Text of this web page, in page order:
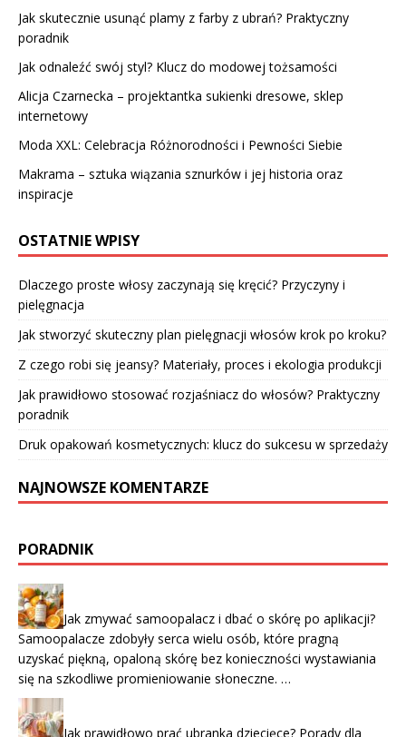
Jak skutecznie usunąć plamy z farby z ubrań? Praktyczny
poradnik
Jak odnaleźć swój styl? Klucz do modowej tożsamości
Alicja Czarnecka – projektantka sukienki dresowe, sklep
internetowy
Moda XXL: Celebracja Różnorodności i Pewności Siebie
Makrama – sztuka wiązania sznurków i jej historia oraz
inspiracje
OSTATNIE WPISY
Dlaczego proste włosy zaczynają się kręcić? Przyczyny i
pielęgnacja
Jak stworzyć skuteczny plan pielęgnacji włosów krok po kroku?
Z czego robi się jeansy? Materiały, proces i ekologia produkcji
Jak prawidłowo stosować rozjaśniacz do włosów? Praktyczny
poradnik
Druk opakowań kosmetycznych: klucz do sukcesu w sprzedaży
NAJNOWSZE KOMENTARZE
PORADNIK
Jak zmywać samoopalacz i dbać o skórę po aplikacji?
Samoopalacze zdobyły serca wielu osób, które pragną
uzyskać piękną, opaloną skórę bez konieczności wystawiania
się na szkodliwe promieniowanie słoneczne. …
Jak prawidłowo prać ubranka dziecięce? Porady dla